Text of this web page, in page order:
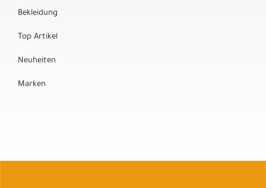
Bekleidung
Top Artikel
Neuheiten
Marken